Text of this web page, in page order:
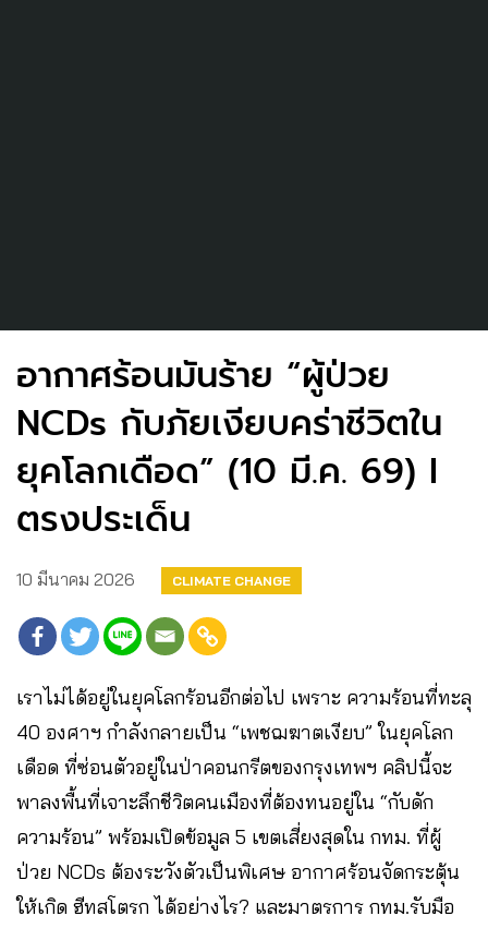
อากาศร้อนมันร้าย “ผู้ป่วย
NCDs กับภัยเงียบคร่าชีวิตใน
ยุคโลกเดือด” (10 มี.ค. 69) I
ตรงประเด็น
10 มีนาคม 2026 CLIMATE CHANGE
เราไม่ได้อยู่ในยุคโลกร้อนอีกต่อไป เพราะ ความร้อนที่ทะลุ
40 องศาฯ กำลังกลายเป็น “เพชฌฆาตเงียบ” ในยุคโลก
เดือด ที่ซ่อนตัวอยู่ในป่าคอนกรีตของกรุงเทพฯ คลิปนี้จะ
พาลงพื้นที่เจาะลึกชีวิตคนเมืองที่ต้องทนอยู่ใน “กับดัก
ความร้อน” พร้อมเปิดข้อมูล 5 เขตเสี่ยงสุดใน กทม. ที่ผู้
ป่วย NCDs ต้องระวังตัวเป็นพิเศษ อากาศร้อนจัดกระตุ้น
ให้เกิด ฮีทสโตรก ได้อย่างไร? และมาตรการ กทม.รับมือ